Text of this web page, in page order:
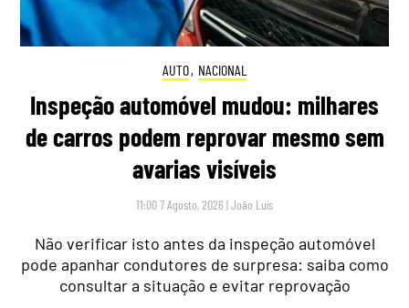
AUTO, NACIONAL
Inspeção automóvel mudou: milhares
de carros podem reprovar mesmo sem
avarias visíveis
11:00 7 Agosto, 2026 |João Luís
Não verificar isto antes da inspeção automóvel
pode apanhar condutores de surpresa: saiba como
consultar a situação e evitar reprovação